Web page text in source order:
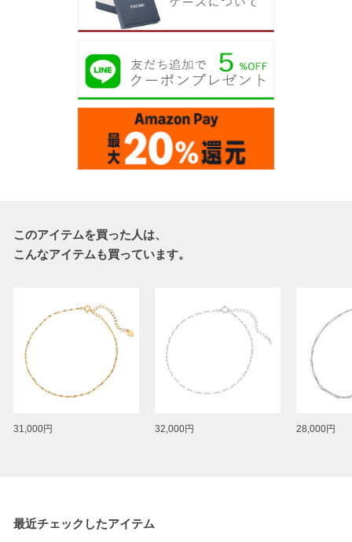
このアイテムを買った人は、
こんなアイテムも買っています。
31,000円 32,000円 28,000円
最近チェックしたアイテム